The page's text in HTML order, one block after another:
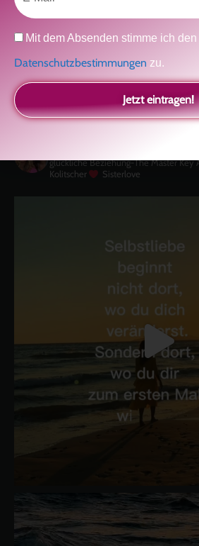
glückliche Beziehung-The Master Key
Kolitscher
Sisterlove
Datenschutz
Mit dem Absenden stimme ich den
Datenschutzbestimmungen zu.
Jetzt eintragen!